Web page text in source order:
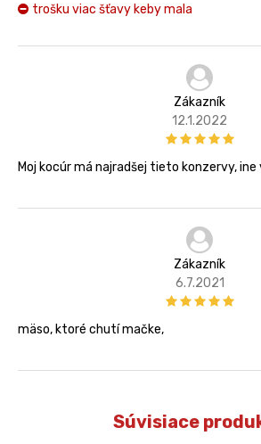
trošku viac šťavy keby mala
Zákazník
12.1.2022
Moj kocúr má najradšej tieto konzervy, ine
Zákazník
6.7.2021
mäso, ktoré chutí mačke,
Súvisiace